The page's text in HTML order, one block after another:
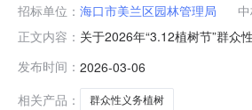
招标单位： 海口市美兰区园林管理局
正文内容： 关于2026年“3.12植树节”群众
林管理局2.项目名称：2026年
发布时间： 2026-03-06
相关产品：
群众性义务植树